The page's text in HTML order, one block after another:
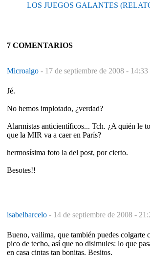
LOS JUEGOS GALANTES
7 COMENTARIOS
Microalgo - 17 de septiembre de 2008 - 14:33
Jé.
No hemos implotado, ¿verdad?
Alarmistas anticientíficos... Tch. ¿A quién le
que la MIR va a caer en París?
hermosísima foto la del post, por cierto.
Besotes!!
isabelbarcelo - 14 de septiembre de 2008 -
Bueno, vailima, que también puedes colgarte
pico de techo, así que no disimules: lo que
en casa cintas tan bonitas. Besitos.